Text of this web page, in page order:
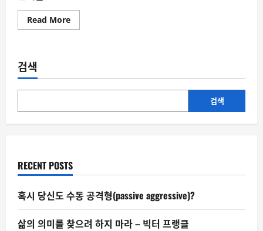
Read MoreRead
more
늘
가
다’고
는
이
브
리
리
즘
의
정
검색
검색
RECENT POSTS
혹시 당신도 수동 공격형(passive aggressive)?
삶의 의미를 찾으려 하지 마라 – 빅터 프랭클